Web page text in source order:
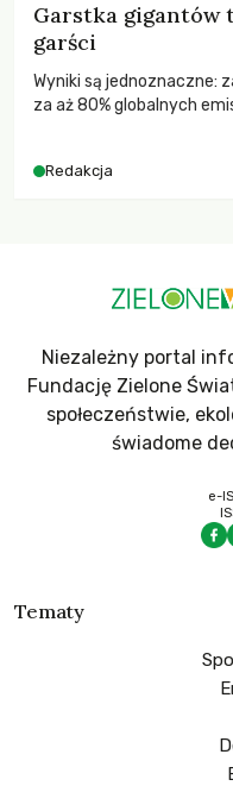
Garstka gigantów
garści
Wyniki są jednoznaczne:
za aż 80% globalnych
Redakcja
Niezależny portal
Fundację Zielone
społeczeństwie,
świadome
e-
Tematy